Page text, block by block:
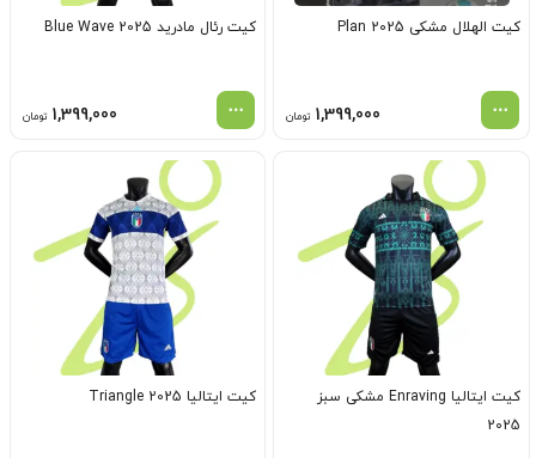
کیت الهلال مشکی Plan 2025
1,399,000 تومان
کیت رئال مادرید Blue Wave 2025
1,399,000 تومان
کیت ایتالیا Enraving مشکی سبز
2025
کیت ایتالیا Triangle 2025